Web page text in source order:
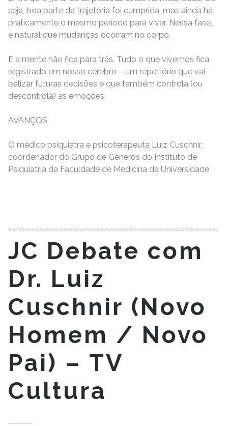
seja, boa parte da trajetória foi cumprida, mas ainda há
praticamente o mesmo período para viver. Nessa fase,
é natural que mudanças ocorram no corpo.
E a mente não fica para trás. Tudo o que vivemos fica
registrado em nosso cérebro – um repertório que vai
balizar futuras decisões e que também controla (ou
descontrola) as emoções.
AVANÇOS
O médico psiquiatra e psicoterapeuta Luiz Cuschnir,
coordenador do Grupo de Gêneros do Instituto de
Psiquiatria da Faculdade de Medicina da Universidade
JC Debate com
Dr. Luiz
Cuschnir (Novo
Homem / Novo
Pai) – TV
Cultura